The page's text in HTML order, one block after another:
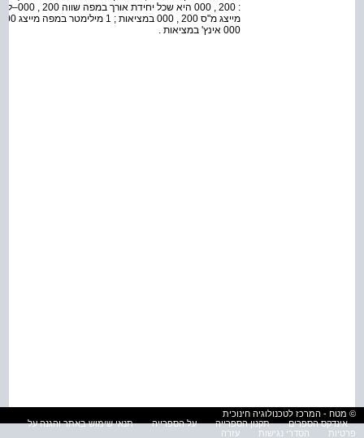
000 אינץ' במציאות .
© מטח - המרכז לטכנולוגיה חינוכית
אינדקס הספרים
תקנון הספרייה על הספרייה
תנאי שימוש באתר והגנה על
פרטיות
הסדרי נגישות עזרה